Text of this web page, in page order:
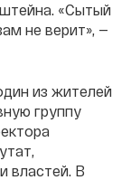
«Сытый
не верит», —
из жителей
группу
властей. В